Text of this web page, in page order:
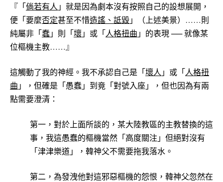
『「倘若有人 」就是因為劇本沒有按照自己的設想展開，
便「要麼否定甚至不惜造謠 、 詆毀」（上述美景）……則
純屬非「蠢」則「壞」或「人格扭曲 」的表現 ── 就像某
位樞機主教……』
這觸動了我的神經。我不承認自己是「壞人 」或「人格扭
曲 」，但確是「愚蠢」到竟「對號入座」，但也因為有兩
點需要澄清：
第一，對於上面所談的，某大陸教區的主教替換的這
事，我這愚蠢的樞機當然「高度關注」但絕對沒有
「津津樂道」，韓神父不需要拖我落水。
第二，為發洩他對這邪惡樞機的怨恨，韓神父忽然在